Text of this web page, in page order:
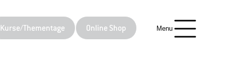
Kurse/Thementage Online Shop Menu